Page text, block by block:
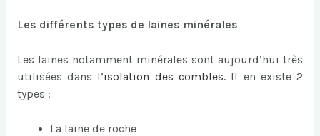
Les différents types de laines minérales
Les laines notamment minérales sont aujourd’hui très
utilisées dans l’isolation des combles. Il en existe 2
types :
La laine de roche